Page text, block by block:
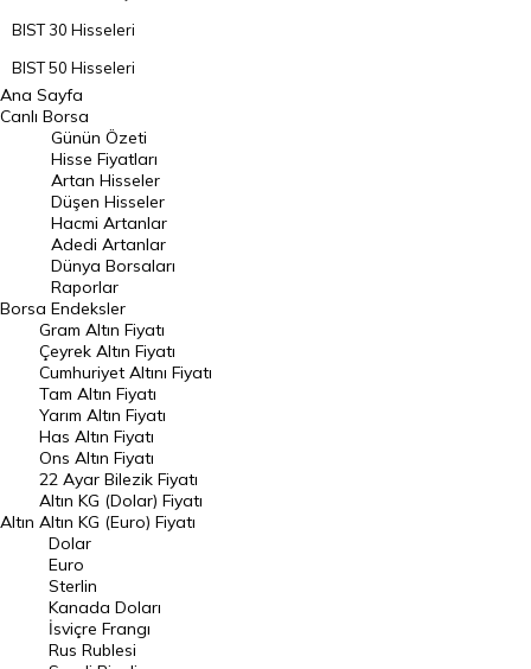
BIST 30 Hisseleri
BIST 50 Hisseleri
BIST 100 Hisseleri
En Çok Artan Hisseler
En Çok Düşen Hisseler
Hacmi Artanlar
Geçmiş Kapanışlar
Dünya Borsaları
Raporlar
Endeksler
DÖVİZ
Döviz Kuru
Dolar Kuru
Euro Kuru
Pound Kuru
Frank Kuru
Riyal Kuru
Ana Sayfa
Canlı Borsa
Borsa
Günün Özeti
Hisse Fiyatları
Artan Hisseler
Düşen Hisseler
Hacmi Artanlar
Adedi Artanlar
Dünya Borsaları
Raporlar
Endeksler
Altın
Gram Altın Fiyatı
Çeyrek Altın Fiyatı
Cumhuriyet Altını Fiyatı
Tam Altın Fiyatı
Yarım Altın Fiyatı
Has Altın Fiyatı
Ons Altın Fiyatı
22 Ayar Bilezik Fiyatı
Altın KG (Dolar) Fiyatı
Altın KG (Euro) Fiyatı
Dolar
Euro
Sterlin
Kanada Doları
İsviçre Frangı
Rus Rublesi